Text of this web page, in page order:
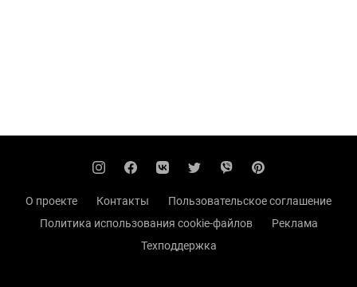
О проекте Контакты
Пользовательское соглашение
Политика использования cookie-файлов
Реклама
Техподдержка